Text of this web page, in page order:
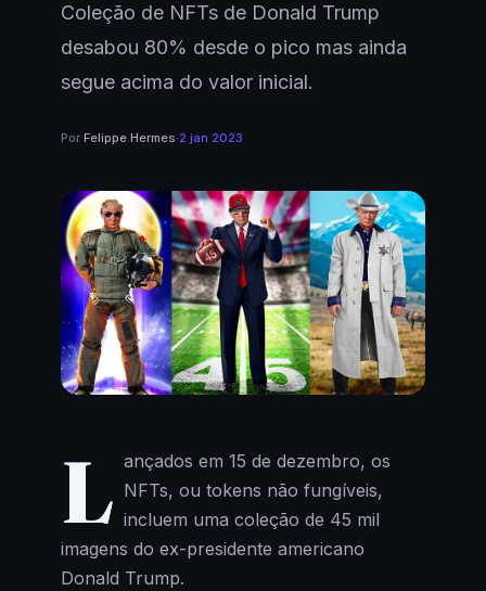
Coleção de NFTs de Donald Trump
desabou 80% desde o pico mas ainda
segue acima do valor inicial.
Por Felippe Hermes·2 jan 2023
L ançados em 15 de dezembro, os
NFTs, ou tokens não fungíveis,
incluem uma coleção de 45 mil
imagens do ex-presidente americano
Donald Trump.